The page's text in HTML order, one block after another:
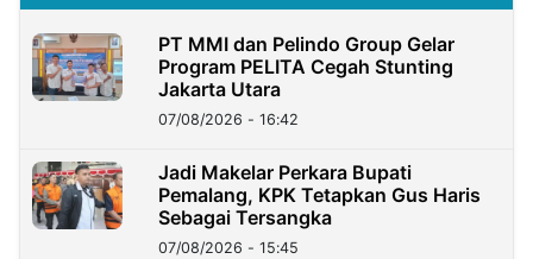
PT MMI dan Pelindo Group Gelar
Program PELITA Cegah Stunting
Jakarta Utara
07/08/2026 - 16:42
Jadi Makelar Perkara Bupati
Pemalang, KPK Tetapkan Gus Haris
Sebagai Tersangka
07/08/2026 - 15:45